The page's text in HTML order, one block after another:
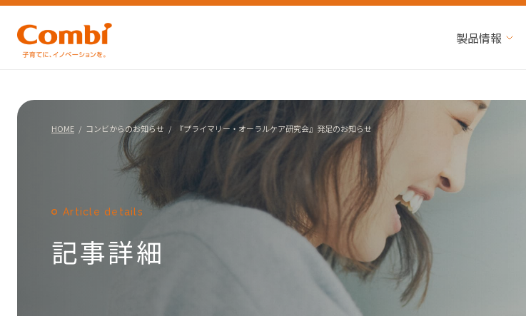
製品情報
HOME コンビからのお知らせ 『プライマリー・オーラルケア研究会』発足のお知らせ
Article details
記事詳細